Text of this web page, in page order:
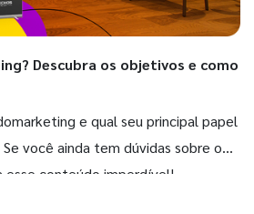
Descubra os objetivos e como
e qual seu principal papel
você ainda tem dúvidas sobre o
esse conteúdo imperdível!